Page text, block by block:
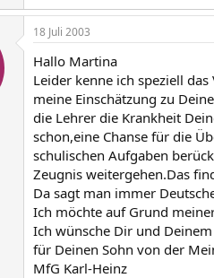
18 Juli 2003
Hallo Martina
Leider kenne ich speziell
meine Einschätzung zu
die Lehrer die Krankheit
schon,eine Chanse für die
schulischen Aufgaben
Zeugnis weitergehen.Das
Da sagt man immer
Ich möchte auf Grund
Ich wünsche Dir und
für Deinen Sohn von der
MfG Karl-Heinz